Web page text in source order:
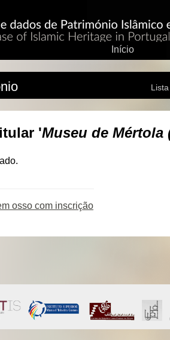
Início
'Museu de Mértola
osso com inscrição